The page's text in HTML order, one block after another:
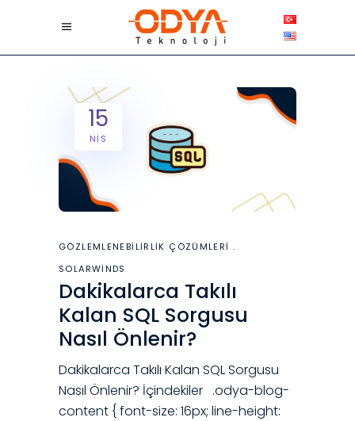
15
NIS
GÖZLEMLENEBILIRLIK ÇÖZÜMLERI
SOLARWINDS
Dakikalarca Takılı
Kalan SQL Sorgusu
Nasıl Önlenir?
Dakikalarca Takılı Kalan SQL Sorgusu
Nasıl Önlenir? İçindekiler .odya-blog-
content { font-size: 16px; line-height: